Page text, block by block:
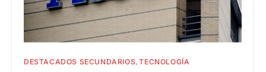
DESTACADOS SECUNDARIOS TECNOLOGÍA